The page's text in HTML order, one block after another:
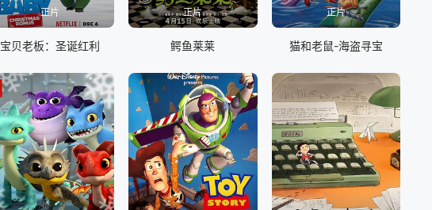
正片
宝贝老板：圣诞红利
正片
鳄鱼莱莱
正片
猫和老鼠-海盗寻宝